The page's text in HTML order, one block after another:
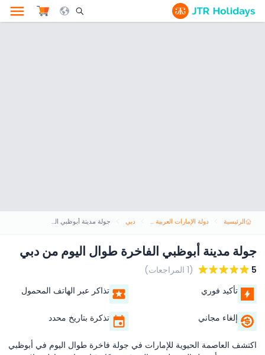
Search Opener Icon
الرئيسية دولة الإمارات العربية المتحدة دبي جولة مدينة أبوظبي الفاخرة طوال اليوم من دبي
جولة مدينة أبوظبي الفاخرة طوال اليوم من دبي
5
(1 المراجعات)
تأكيد فوري
تذاكر عبر الهاتف المحمول
إلغاء مجاني تذكرة بتاريخ محدد
اكتشف العاصمة الحيوية للإمارات في جولة فاخرة طوال اليوم في أبوظبي